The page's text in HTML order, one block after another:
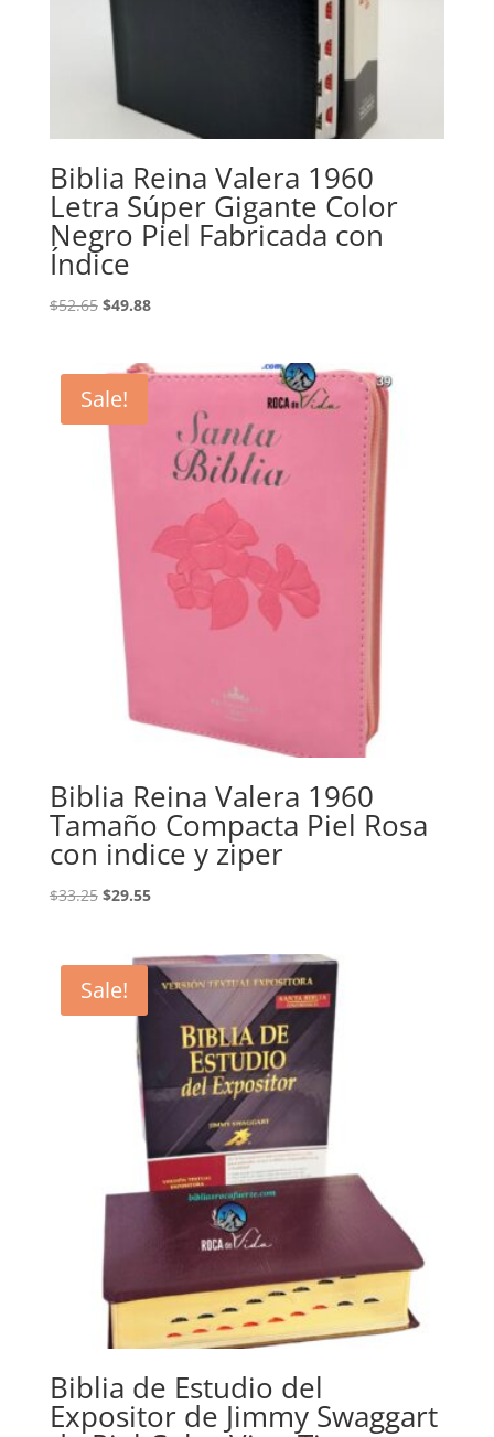
Biblia Reina Valera 1960
Letra Súper Gigante Color
Negro Piel Fabricada con
Índice
$52.65 Original
$52.65.
$49.88Current
$49.88.
Sale!
Biblia Reina Valera 1960
Tamaño Compacta Piel Rosa
con indice y ziper
$33.25 Original
$33.25.
$29.55Current
$29.55.
Sale!
Biblia de Estudio del
Expositor de Jimmy Swaggart